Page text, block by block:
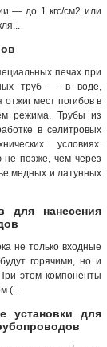
— до 1 кгс/см2 или
печах при
труб — в воде,
отжиг мест погибов в
режима. Трубы из
в селитровых
условиях.
не позже, чем через
медных и латунных
для нанесения
не только входные
горячими, но и
этом компоненты
(...
установки для